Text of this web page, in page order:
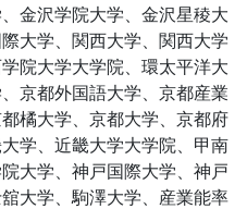
金沢学院大学、金沢星稜大
大学、関西大学、関西大学
院大学大学院、環太平洋大
京都外国語大学、京都産業
橘大学、京都大学、京都府
学、近畿大学大学院、甲南
大学、神戸国際大学、神戸
大学、駒澤大学、産業能率